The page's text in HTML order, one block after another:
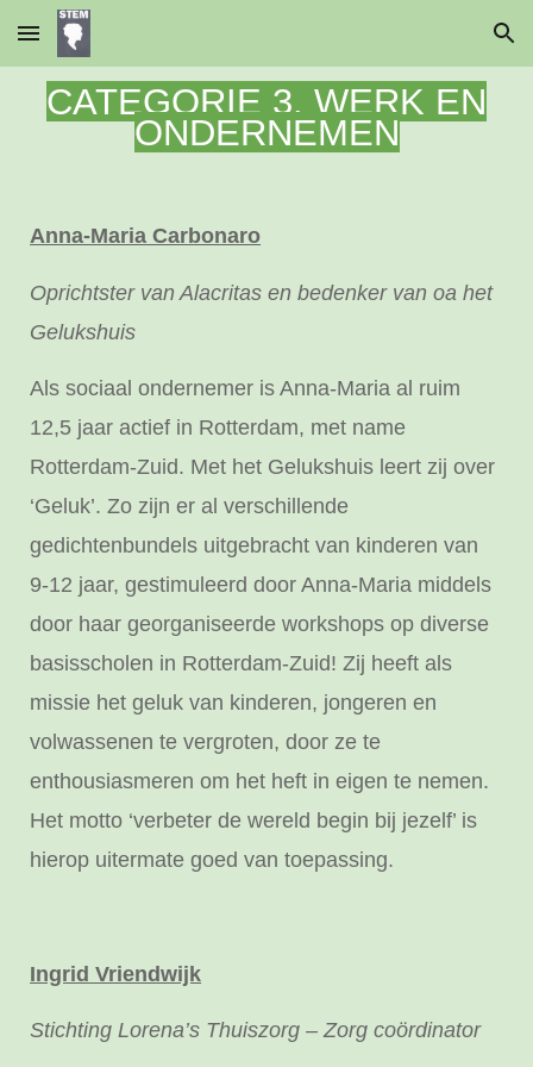
Skip to main content Skip to navigation
CATEGORIE 3. WERK EN
ONDERNEMEN
Anna-Maria Carbonaro
Oprichtster van Alacritas en bedenker van oa het
Gelukshuis
Als sociaal ondernemer is Anna-Maria al ruim
12,5 jaar actief in Rotterdam, met name
Rotterdam-Zuid. Met het Gelukshuis leert zij over
‘Geluk’. Zo zijn er al verschillende
gedichtenbundels uitgebracht van kinderen van
9-12 jaar, gestimuleerd door Anna-Maria middels
door haar georganiseerde workshops op diverse
basisscholen in Rotterdam-Zuid! Zij heeft als
missie het geluk van kinderen, jongeren en
volwassenen te vergroten, door ze te
enthousiasmeren om het heft in eigen te nemen.
Het motto ‘verbeter de wereld begin bij jezelf’ is
hierop uitermate goed van toepassing.
Ingrid Vriendwijk
Stichting Lorena’s Thuiszorg – Zorg coördinator